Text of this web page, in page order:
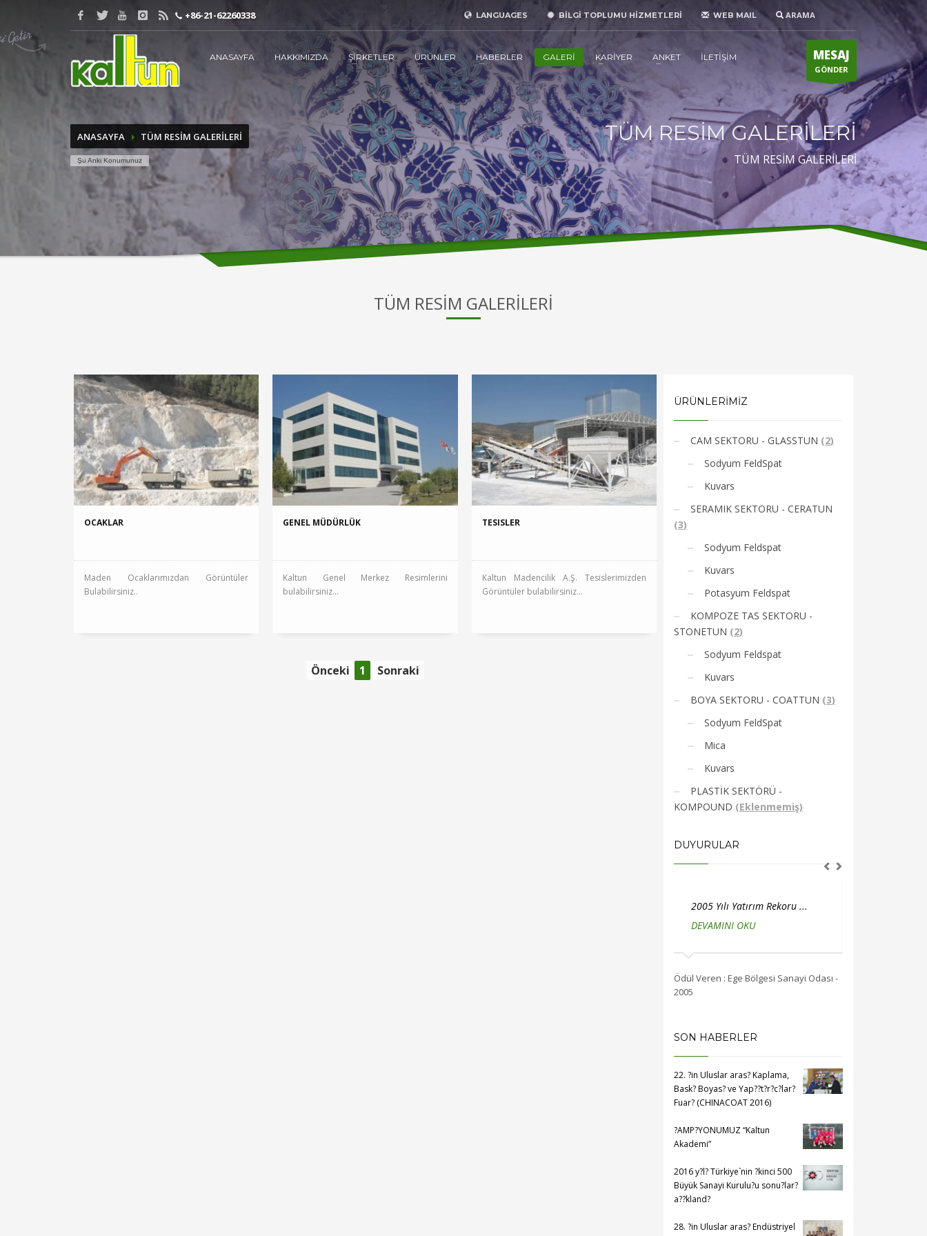
ARANACAK KELİMEYİ GİRİN ARAMA
WEB MAIL
BİLGİ TOPLUMU HİZMETLERİ
LANGUAGES
+86-21-62260338
ANASAYFA HAKKIMIZDA ŞİRKETLER ÜRÜNLER HABERLER GALERİ KARİYER ANKET İLETİŞİM MESAJ
GÖNDER
ANASAYFA TÜM RESİM GALERİLERİ
Şu Anki Konumunuz
TÜM RESİM GALERİLERİ
TÜM RESİM GALERİLERİ
TÜM RESİM GALERİLERİ
OCAKLAR
Maden Ocaklarımızdan Görüntüler
Bulabilirsiniz..
GENEL MÜDÜRLÜK
Kaltun Genel Merkez Resimlerini
bulabilirsiniz...
TESISLER
Kaltun Madencilik A.Ş. Tesislerimizden
Görüntüler bulabilirsiniz...
Önceki 1 Sonraki
ÜRÜNLERİMİZ
CAM SEKTORU - GLASSTUN (2)
Sodyum FeldSpat
Kuvars
SERAMIK SEKTORU - CERATUN
(3)
Sodyum Feldspat
Kuvars
Potasyum Feldspat
KOMPOZE TAS SEKTORU -
STONETUN (2)
Sodyum Feldspat
Kuvars
BOYA SEKTORU - COATTUN (3)
Sodyum FeldSpat
Mica
Kuvars
PLASTİK SEKTÖRÜ -
KOMPOUND (Eklenmemiş)
DUYURULAR
Ödül Veren : Ege Bölgesi Sanayi Odası -
2005 Yılı İstihdam Rekoru ...
DEVAMINI OKU
Ödül Veren : Ege Bölgesi Sanayi Odası -
2005
SON HABERLER
22. ?in Uluslar aras? Kaplama,
Bask? Boyas? ve Yap??t?r?c?lar?
Fuar? (CHINACOAT 2016)
?AMP?YONUMUZ “Kaltun
Akademi”
2016 y?l? Türkiye`nin ?kinci 500
Büyük Sanayi Kurulu?u sonu?lar?
a??kland?
28. ?in Uluslar aras? Endüstriyel